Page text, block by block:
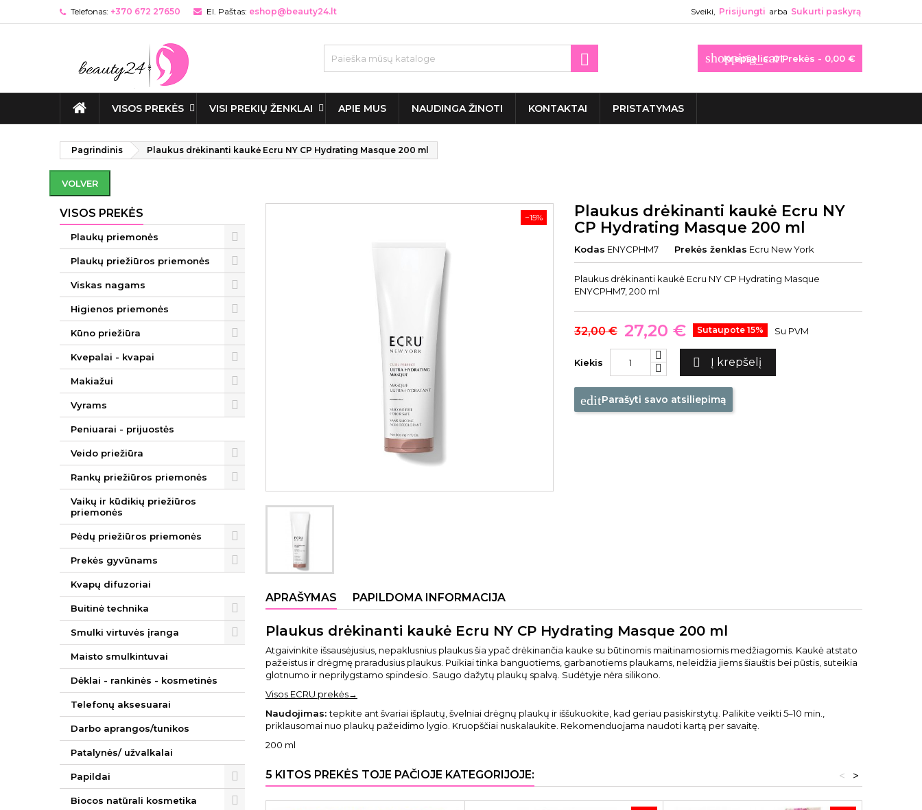
Telefonas: +370 672 27650 El. Paštas: eshop@beauty24.lt Sveiki, Prisijungti arba Sukurti paskyrą
shopping_cart
Krepšelis: 0Prekės - 0,00 €

VISOS PREKĖS VISI PREKIŲ ŽENKLAI APIE MUS NAUDINGA ŽINOTI KONTAKTAI PRISTATYMAS
Pagrindinis Plaukus drėkinanti kaukė Ecru NY CP Hydrating Masque 200 ml
VOLVER
VISOS PREKĖS
Plaukų priemonės
Plaukų priežiūros priemonės
Viskas nagams
Higienos priemonės
Kūno priežiūra
Kvepalai - kvapai
Makiažui
Vyrams
Peniuarai - prijuostės
Veido priežiūra
Rankų priežiūros priemonės
Vaikų ir kūdikių priežiūros
priemonės
Pėdų priežiūros priemonės
Prekės gyvūnams
Kvapų difuzoriai
Buitinė technika
Smulki virtuvės įranga
Maisto smulkintuvai
Dėklai - rankinės - kosmetinės
Telefonų aksesuarai
Darbo aprangos/tunikos
Patalynės/ užvalkalai
Papildai
Biocos natūrali kosmetika
−15%
Plaukus drėkinanti kaukė Ecru NY
CP Hydrating Masque 200 ml
Kodas ENYCPHM7 Prekės ženklas Ecru New York
Plaukus drėkinanti kaukė Ecru NY CP Hydrating Masque
ENYCPHM7, 200 ml
32,00 € 27,20 € Sutaupote 15% Su PVM
Kiekis  Į krepšelį
editParašyti savo atsiliepimą
APRAŠYMAS PAPILDOMA INFORMACIJA
Plaukus drėkinanti kaukė Ecru NY CP Hydrating Masque 200 ml
Atgaivinkite išsausėjusius, nepaklusnius plaukus šia ypač drėkinančia kauke su būtinomis maitinamosiomis medžiagomis. Kaukė atstato
pažeistus ir drėgmę praradusius plaukus. Puikiai tinka banguotiems, garbanotiems plaukams, neleidžia jiems šiauštis bei pūstis, suteikia
glotnumo ir neprilygstamo spindesio. Saugo dažytų plaukų spalvą. Sudėtyje nėra silikono.
Visos ECRU prekės→
Naudojimas:tepkite ant švariai išplautų, švelniai drėgnų plaukų ir iššukuokite, kad geriau pasiskirstytų. Palikite veikti 5–10 min.,
priklausomai nuo plaukų pažeidimo lygio. Kruopščiai nuskalaukite. Rekomenduojama naudoti kartą per savaitę.
200 ml
5 KITOS PREKĖS TOJE PAČIOJE KATEGORIJOJE: >
<